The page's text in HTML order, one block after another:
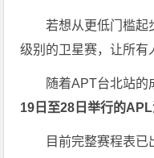
若想从更低门槛起
级别的卫星赛，让所有
随着APT台北站的
19 日至28 日举行的APL
目前完整赛程表